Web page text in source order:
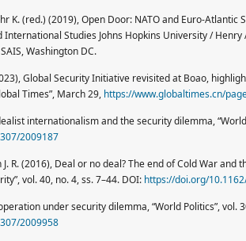
K. (red.) (2019), Open Door: NATO and Euro-Atlantic
International Studies Johns Hopkins University /
Washington DC.
Global Security Initiative revisited at Boao,
Times”, March 29, https://www.globaltimes.cn/
internationalism and the security dilemma,
2009187
R. (2016), Deal or no deal? The end of Cold War and
vol. 40, no. 4, ss. 7–44. DOI: https://doi.org/
under security dilemma, “World Politics”, vol.
2009958